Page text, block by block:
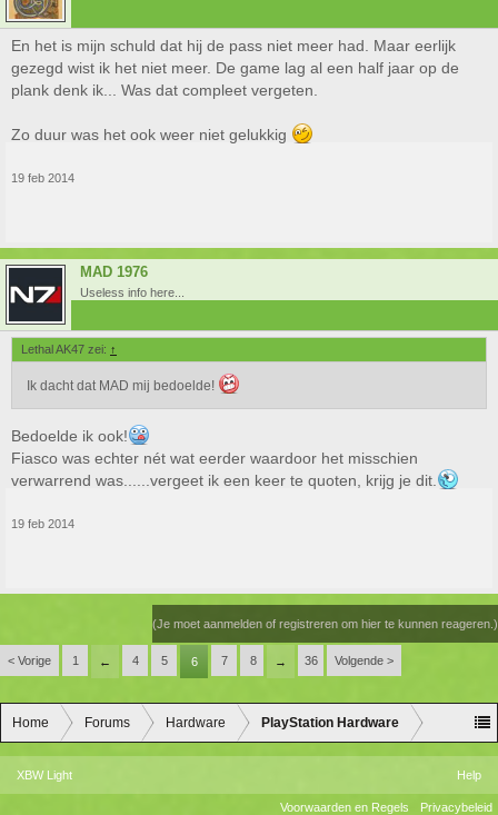
En het is mijn schuld dat hij de pass niet meer had. Maar eerlijk
gezegd wist ik het niet meer. De game lag al een half jaar op de
plank denk ik... Was dat compleet vergeten.
Zo duur was het ook weer niet gelukkig
19 feb 2014
MAD 1976
Useless info here...
Lethal AK47 zei: ↑
Ik dacht dat MAD mij bedoelde!
Bedoelde ik ook!
Fiasco was echter nét wat eerder waardoor het misschien
verwarrend was......vergeet ik een keer te quoten, krijg je dit.
19 feb 2014
(Je moet aanmelden of registreren om hier te kunnen reageren.)
< Vorige 1 ← 4 5 6 7 8 → 36 Volgende >
Home Forums Hardware PlayStation Hardware
XBW Light Help
Voorwaarden en Regels Privacybeleid